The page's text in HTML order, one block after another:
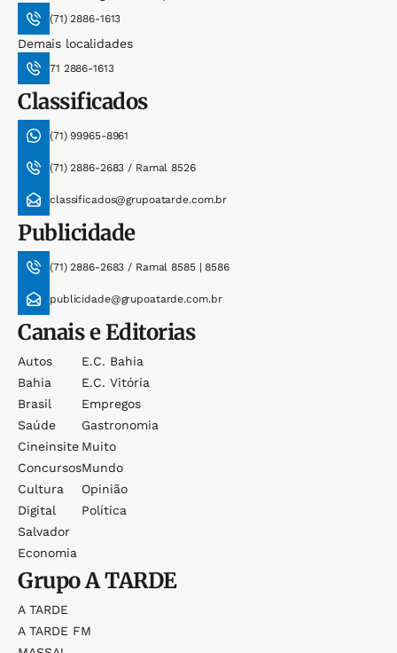
(71) 2886-1613
Demais localidades
71 2886-1613
Classificados
(71) 99965-8961
(71) 2886-2683 / Ramal 8526
classificados@grupoatarde.com.br
Publicidade
(71) 2886-2683 / Ramal 8585 | 8586
publicidade@grupoatarde.com.br
Canais e Editorias
Autos
Bahia
Brasil
Saúde
Cineinsite
Concursos
Cultura
Digital
Salvador
Economia
E.c. Bahia
E.c. Vitória
Empregos
Gastronomia
Muito
Mundo
Opinião
Política
GrupoA TARDE
A TARDE
A TARDE FM